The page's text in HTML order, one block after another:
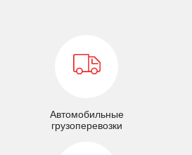
Автомобильные
грузоперевозки